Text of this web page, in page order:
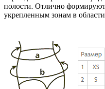
полости. Отлично
укрепленным зонам в